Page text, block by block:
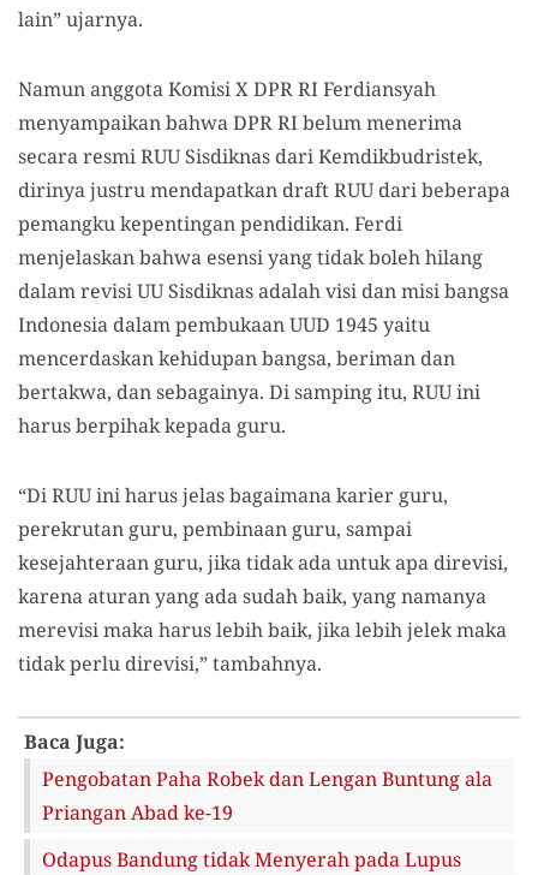
lain” ujarnya.
Namun anggota Komisi X DPR RI Ferdiansyah
menyampaikan bahwa DPR RI belum menerima
secara resmi RUU Sisdiknas dari Kemdikbudristek,
dirinya justru mendapatkan draft RUU dari beberapa
pemangku kepentingan pendidikan. Ferdi
menjelaskan bahwa esensi yang tidak boleh hilang
dalam revisi UU Sisdiknas adalah visi dan misi bangsa
Indonesia dalam pembukaan UUD 1945 yaitu
mencerdaskan kehidupan bangsa, beriman dan
bertakwa, dan sebagainya. Di samping itu, RUU ini
harus berpihak kepada guru.
“Di RUU ini harus jelas bagaimana karier guru,
perekrutan guru, pembinaan guru, sampai
kesejahteraan guru, jika tidak ada untuk apa direvisi,
karena aturan yang ada sudah baik, yang namanya
merevisi maka harus lebih baik, jika lebih jelek maka
tidak perlu direvisi,” tambahnya.
Baca Juga:
Pengobatan Paha Robek dan Lengan Buntung ala
Priangan Abad ke-19
Odapus Bandung tidak Menyerah pada Lupus